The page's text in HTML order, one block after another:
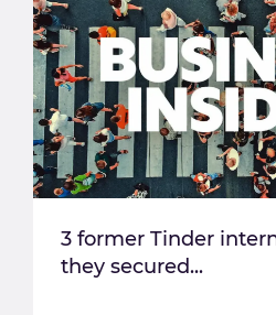
3 former Tinder
they secured...